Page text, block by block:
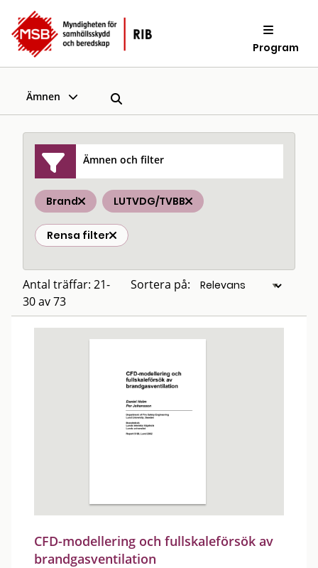
Program
Ämnen
Ämnen och filter
Brand LUTVDG/TVBB
Rensa filter
Antal träffar: 21-
30 av 73
Sortera på:
CFD-modellering och fullskaleförsök av
brandgasventilation